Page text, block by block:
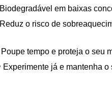
Biodegradável em baixas
Reduz o risco de
Poupe tempo e proteja o seu
Experimente já e mantenha